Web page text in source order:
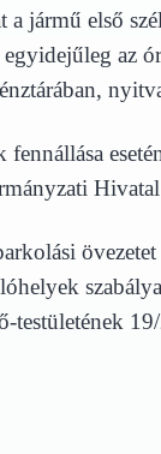
a jármű első
az
fennállása
testületének